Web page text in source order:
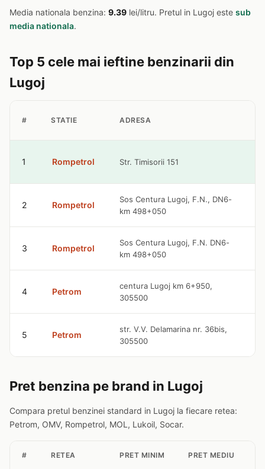
Media nationala benzina: 9.39 lei/litru. Pretul in Lugoj este sub
media nationala.
Top 5 cele mai ieftine benzinarii din
Lugoj
# STATIE ADRESA
1 Rompetrol Str. Timisorii 151
2 Rompetrol
Sos Centura Lugoj, F.N., DN6-
km 498+050
3 Rompetrol
Sos Centura Lugoj, F.N. DN6-
km 498+050
4 Petrom
centura Lugoj km 6+950,
305500
5 Petrom
str. V.V. Delamarina nr. 36bis,
305500
Pret benzina pe brand in Lugoj
Compara pretul benzinei standard in Lugoj la fiecare retea:
Petrom, OMV, Rompetrol, MOL, Lukoil, Socar.
# RETEA PRET MINIM PRET MEDIU